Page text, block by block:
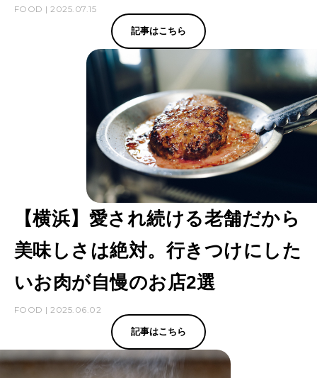
FOOD | 2025.07.15
記事はこちら
【横浜】愛され続ける老舗だから
美味しさは絶対。行きつけにした
いお肉が自慢のお店2選
FOOD | 2025.06.02
記事はこちら